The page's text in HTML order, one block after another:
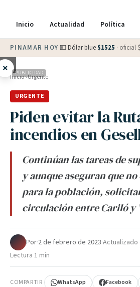
Inicio Actualidad Política
PINAMAR HOY·💵 Dólar blue $1525 · oficial $
× PUBLICIDAD
Inicio›Urgente
URGENTE
Piden evitar la
incendios en
Continúan las tareas de
y aunque aseguran que
para la población,
circulación entre Cariló y
Por·2 de febrero de 2023·Actualizado
Lectura 1 min
COMPARTIR WhatsApp Facebook